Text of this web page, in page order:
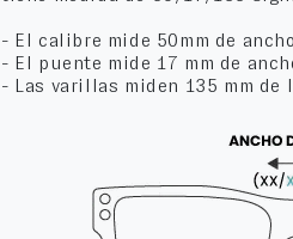
- El calibre mide 50mm de
- El puente mide 17 mm de
- Las varillas miden 135 mm de